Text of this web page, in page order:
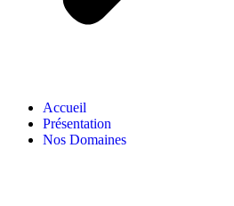
Accueil
Présentation
Nos Domaines